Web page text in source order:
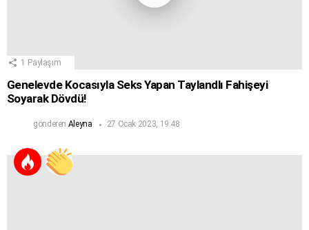
1 Paylaşım
Genelevde Kocasıyla Seks Yapan Taylandlı Fahişeyi
Soyarak Dövdü!
gönderen Aleyna 27 Ocak 2023, 19:48